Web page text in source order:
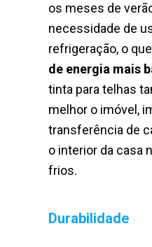
os meses de
necessidade de
refrigeração, o
de energia mais
tinta para telhas
melhor o imóvel,
transferência de
o interior da casa
frios.
Durabilidade